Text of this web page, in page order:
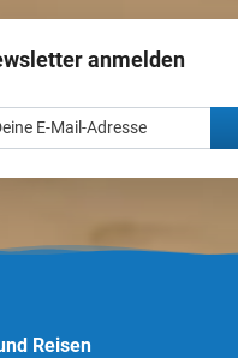
anmelden
Reisen